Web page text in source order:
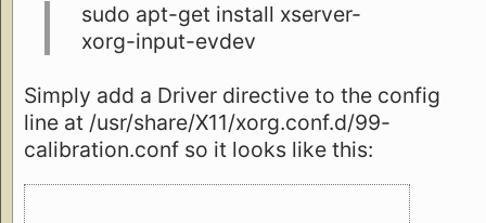
sudo apt-get install xserver-
xorg-input-evdev
Simply add a Driver directive to the config
line at /usr/share/X11/xorg.conf.d/99-
calibration.conf so it looks like this: